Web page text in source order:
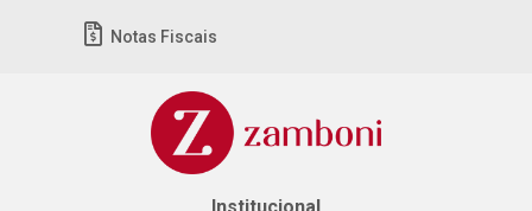
Notas Fiscais